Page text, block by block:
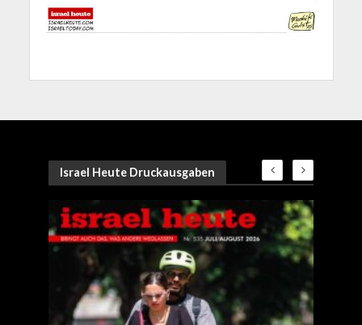
Israel Heute Druckausgaben